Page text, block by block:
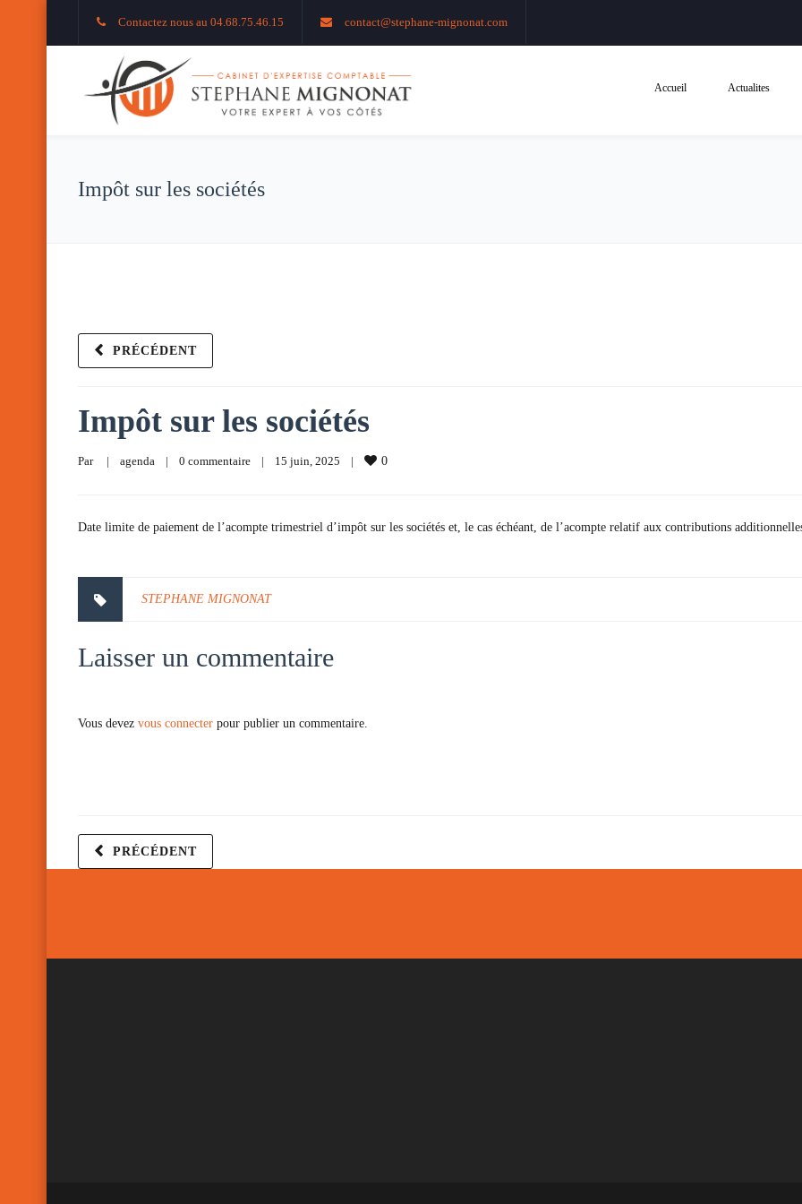
Contactez nous au 04.68.75.46.15 contact@stephane-mignonat.com
Accueil Actualites
Impôt sur les sociétés
PRÉCÉDENT
Impôt sur les sociétés
Par | agenda | 0 commentaire | 15 juin, 2025 | 0
Date limite de paiement de l’acompte trimestriel d’impôt sur les sociétés et, le cas échéant, de l’acompte relatif aux contributions
STEPHANE MIGNONAT
Laisser un commentaire
Vous devez vous connecter pour publier un commentaire.
PRÉCÉDENT